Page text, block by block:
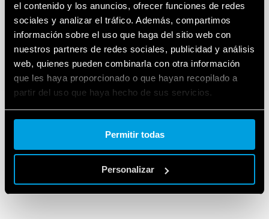
el contenido y los anuncios, ofrecer funciones de redes
sociales y analizar el tráfico. Además, compartimos
información sobre el uso que haga del sitio web con
nuestros partners de redes sociales, publicidad y análisis
web, quienes pueden combinarla con otra información
que les haya proporcionado o que hayan recopilado a
partir del uso que haya hecho de sus servicios.
Cookie policy.
Permitir todas
Personalizar